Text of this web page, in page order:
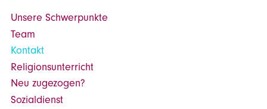
Unsere Schwerpunkte
Team
Kontakt
Religionsunterricht
Neu zugezogen?
Sozialdienst